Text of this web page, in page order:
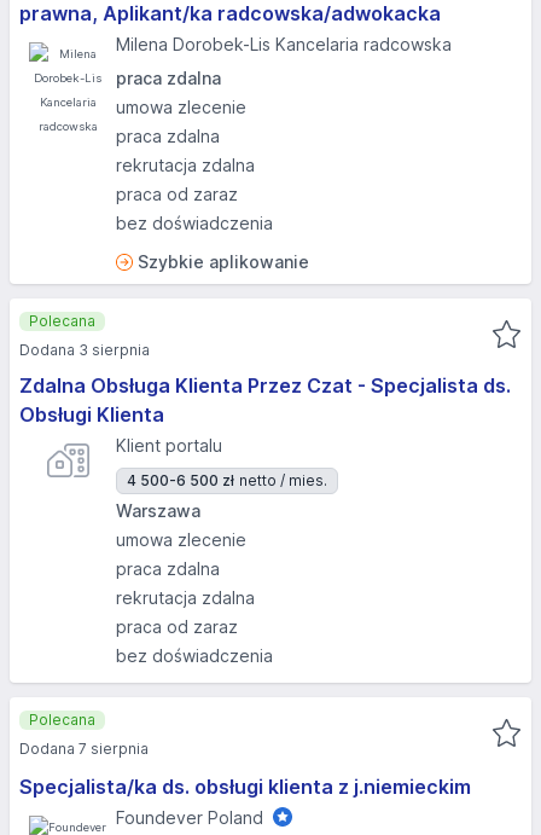
prawna, Aplikant/ka radcowska/adwokacka
Milena Dorobek-Lis Kancelaria radcowska
praca zdalna
umowa zlecenie
praca zdalna
rekrutacja zdalna
praca od zaraz
bez doświadczenia
Szybkie aplikowanie
Zdalna Obsługa Klienta Przez Czat - Specjalista ds.
Obsługi Klienta
Klient portalu
4 500-6 500 zł netto / mies.
Warszawa
umowa zlecenie
praca zdalna
rekrutacja zdalna
praca od zaraz
bez doświadczenia
Polecana
Dodana 3 sierpnia
Specjalista/ka ds. obsługi klienta z j.niemieckim
Foundever Poland
Polecana
Dodana 7 sierpnia